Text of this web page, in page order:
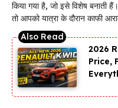
किया गया है, जो इसे विशेष बनाती
तो आपको यात्रा के दौरान काफी
2026
Price,